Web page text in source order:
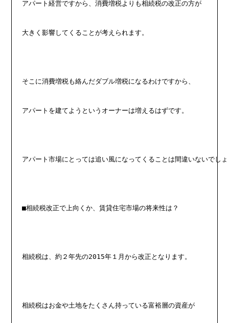
アパート経営ですから、消費増税よりも相続税の改正の方が
大きく影響してくることが考えられます。
そこに消費増税も絡んだダブル増税になるわけですから、
アパートを建てようというオーナーは増えるはずです。
アパート市場にとっては追い風になってくることは間違いないでし
■相続税改正で上向くか、賃貸住宅市場の将来性は？
相続税は、約２年先の2015年１月から改正となります。
相続税はお金や土地をたくさん持っている富裕層の資産が